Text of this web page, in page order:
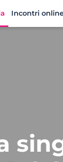
Incontri